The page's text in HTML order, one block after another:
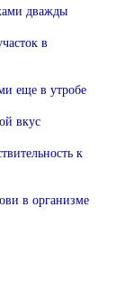
дважды
в
еще в утробе
вкус
к
в организме